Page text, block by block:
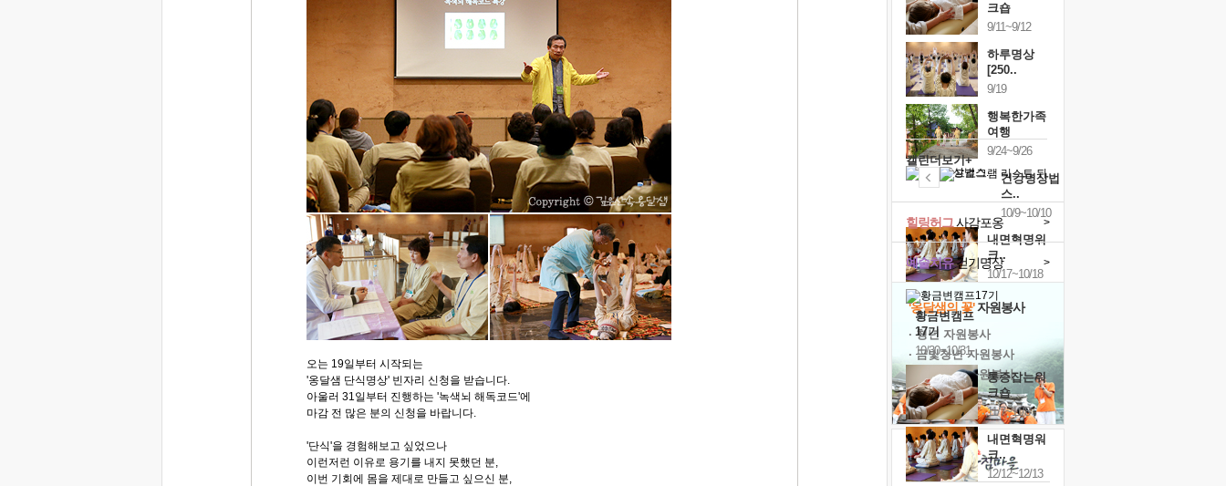
오는 19일부터 시작되는
'옹달샘 단식명상' 빈자리 신청을 받습니다.
아울러 31일부터 진행하는 '녹색뇌 해독코드'에
마감 전 많은 분의 신청을 바랍니다.
'단식'을 경험해보고 싶었으나
이런저런 이유로 용기를 내지 못했던 분,
이번 기회에 몸을 제대로 만들고 싶으신 분,
크숍
9/11~9/12
하루명상
[250..
9/19
행복한가족
여행
9/24~9/26
건강명상법
스..
10/9~10/10
내면혁명워
크..
10/17~10/18
황금변캠프
17기
10/30~10/31
통증잡는워
크숍
11/7~11/8
내면혁명워
크..
12/12~12/13
캘린더보기+
예술치유걷기명상 >
힐링허그사감포옹 >
'옹달샘의 꽃'자원봉사
· 청년 자원봉사
· 금빛청년 자원봉사
· 음식연구 자원봉사